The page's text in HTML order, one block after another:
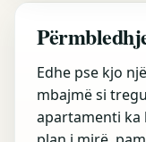
Edhe pse kjo
mbajmë si
apartamenti ka